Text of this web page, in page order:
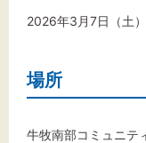
2026年3月7日（土
場所
牛牧南部コミュニテ